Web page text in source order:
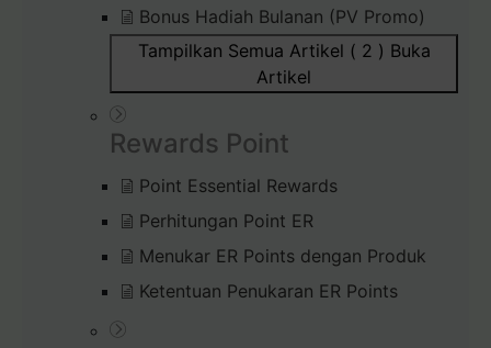
Bonus Hadiah Bulanan (PV Promo)
Tampilkan Semua Artikel ( 2 ) Buka
Artikel
Rewards Point
Point Essential Rewards
Perhitungan Point ER
Menukar ER Points dengan Produk
Ketentuan Penukaran ER Points